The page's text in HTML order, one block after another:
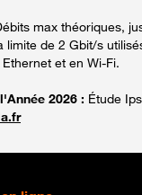
max théoriques,
limite de 2 Gbit/s
et en Wi-Fi.
2026 : Étude